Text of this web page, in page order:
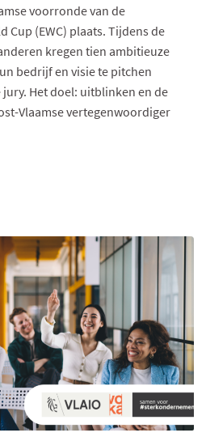
voorronde van de
Cup (EWC) plaats. Tijdens de
kregen tien ambitieuze
bedrijf en visie te pitchen
Het doel: uitblinken en de
Vlaamse vertegenwoordiger